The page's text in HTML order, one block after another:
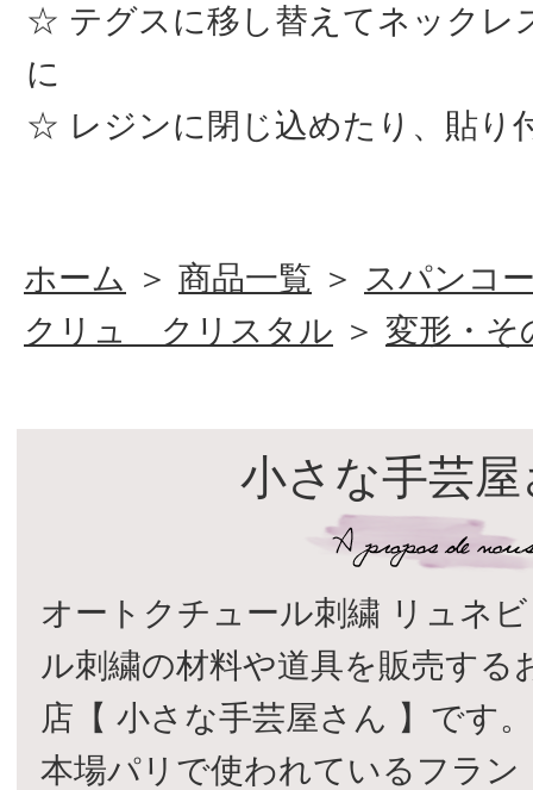
テグスに移し替えてネックレ
に
レジンに閉じ込めたり、貼り
ホーム ＞ 商品一覧 ＞
スパンコ
クリュ クリスタル ＞ 変形・そ
小さな手芸
オートクチュール刺繍 リュネビ
ル刺繍の材料や道具を販売する
店【 小さな手芸屋さん 】です。
本場パリで使われているフラン